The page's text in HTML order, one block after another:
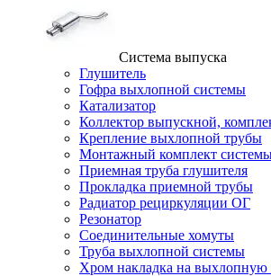
Система выпуска
Глушитель
Гофра выхлопной системы
Катализатор
Коллектор выпускной,
Крепление выхлопной трубы
Монтажный комплект
Приемная труба глушителя
Прокладка приемной трубы
Радиатор рециркуляции ОГ
Резонатор
Соединительные хомуты
Труба выхлопной системы
Хром накладка на выхлопную